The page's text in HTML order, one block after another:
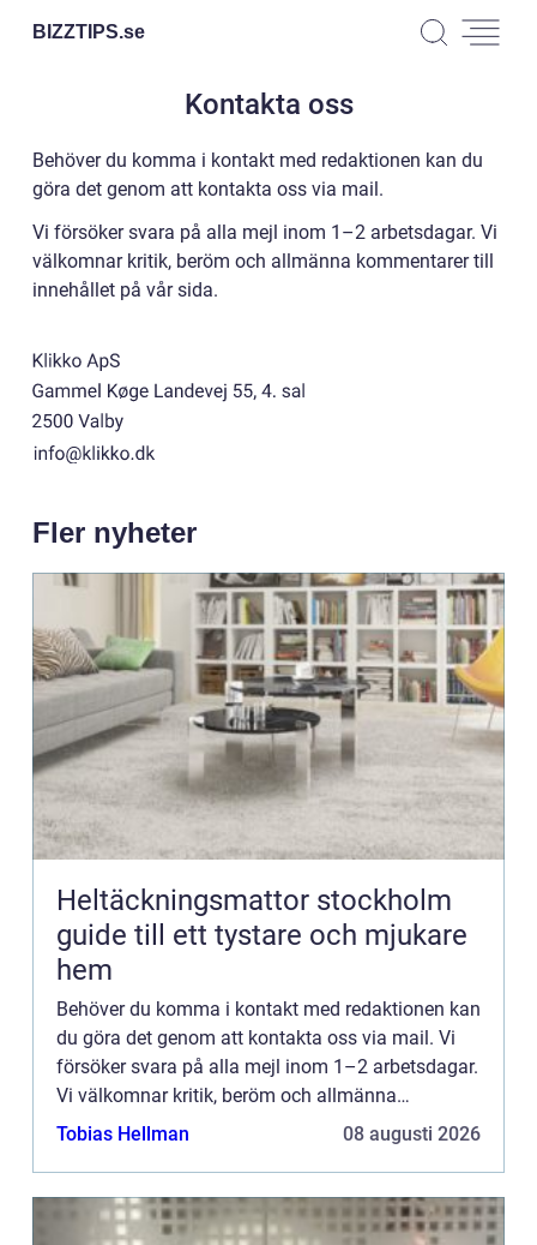
BIZZTIPS.se
Kontakta oss
Behöver du komma i kontakt med redaktionen kan du
göra det genom att kontakta oss via mail.
Vi försöker svara på alla mejl inom 1–2 arbetsdagar. Vi
välkomnar kritik, beröm och allmänna kommentarer till
innehållet på vår sida.
Fler nyheter
Heltäckningsmattor stockholm
guide till ett tystare och mjukare
hem
Behöver du komma i kontakt med redaktionen kan
du göra det genom att kontakta oss via mail. Vi
försöker svara på alla mejl inom 1–2 arbetsdagar.
Vi välkomnar kritik, beröm och allmänna
kommentarer till innehållet på vår sida.
Tobias Hellman 08 augusti 2026